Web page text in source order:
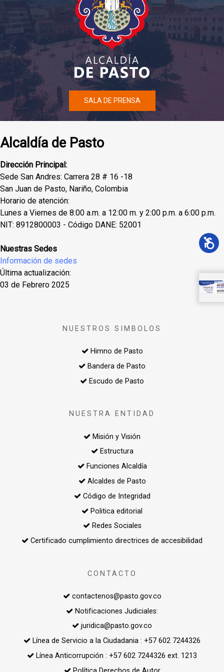
SALA DE PRENSA
Alcaldía de Pasto
Dirección Principal:
Sede San Andres: Carrera 28 # 16 -18
San Juan de Pasto, Nariño, Colombia
Horario de atención:
Lunes a Viernes de 8:00 a.m. a 12:00 m. y 2:00 p.m. a 6:00 p.m.
NIT: 8912800003 - Código DANE: 52001
Nuestras Sedes
Información de sedes
Última actualización:
03 de Febrero 2025
NUESTROS SIMBOLOS
Himno de Pasto
Bandera de Pasto
Escudo de Pasto
NUESTRA ENTIDAD
Misión y Visión
Estructura
Funciones Alcaldía
Alcaldes de Pasto
Código de Integridad
Politica editorial
Redes Sociales
Certificado cumplimiento directrices de accesibilidad
CONTACTO
contactenos@pasto.gov.co
Notificaciones Judiciales:
juridica@pasto.gov.co
Línea de Servicio a la Ciudadania : +57 602 7244326
Línea Anticorrupción : +57 602 7244326 ext. 1213